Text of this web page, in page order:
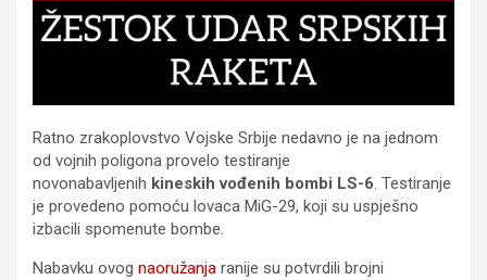
Ratno zrakoplovstvo Vojske Srbije nedavno je na jednom
od vojnih poligona provelo testiranje
novonabavljenih kineskih vođenih bombi LS-6. Testiranje
je provedeno pomoću lovaca MiG-29, koji su uspješno
izbacili spomenute bombe.
Nabavku ovog naoružanja ranije su potvrdili brojni